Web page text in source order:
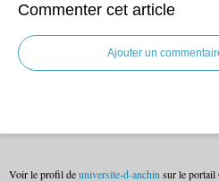
Commenter cet article
Ajouter un
Voir le profil deuniversite-d-anchin sur le portail